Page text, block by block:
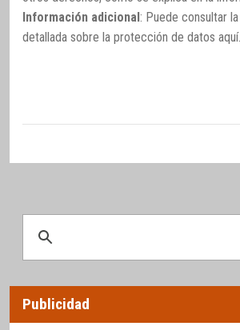
Información adicional: Puede consultar
detallada sobre la protección de datos aquí.
Publicidad